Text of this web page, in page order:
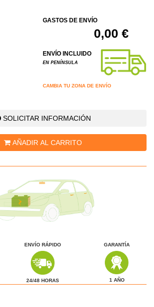
GASTOS DE ENVÍO
0,00 €
ENVÍO INCLUIDO
EN PENÍNSULA
CAMBIA TU ZONA DE ENVÍO
SOLICITAR INFORMACIÓN
AÑADIR AL CARRITO
ENVÍO RÁPIDO
24/48 HORAS
GARANTÍA
1 AÑO